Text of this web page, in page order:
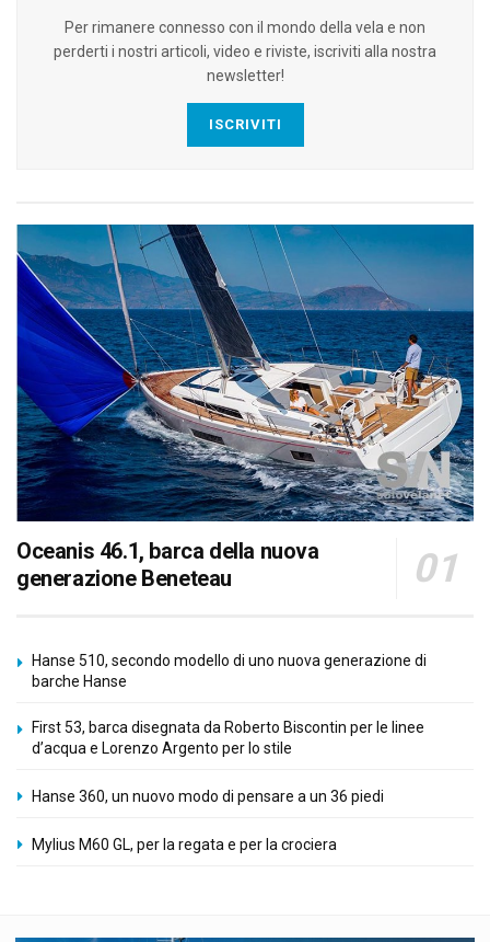
Per rimanere connesso con il mondo della vela e non
perderti i nostri articoli, video e riviste, iscriviti alla nostra
newsletter!
ISCRIVITI
Oceanis 46.1, barca della nuova
generazione Beneteau
Hanse 510, secondo modello di uno nuova generazione di
barche Hanse
First 53, barca disegnata da Roberto Biscontin per le linee
d’acqua e Lorenzo Argento per lo stile
Hanse 360, un nuovo modo di pensare a un 36 piedi
Mylius M60 GL, per la regata e per la crociera